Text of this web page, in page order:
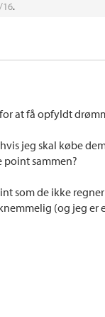
16.
at få opfyldt
jeg skal købe
point sammen?
som de ikke
(og jeg er